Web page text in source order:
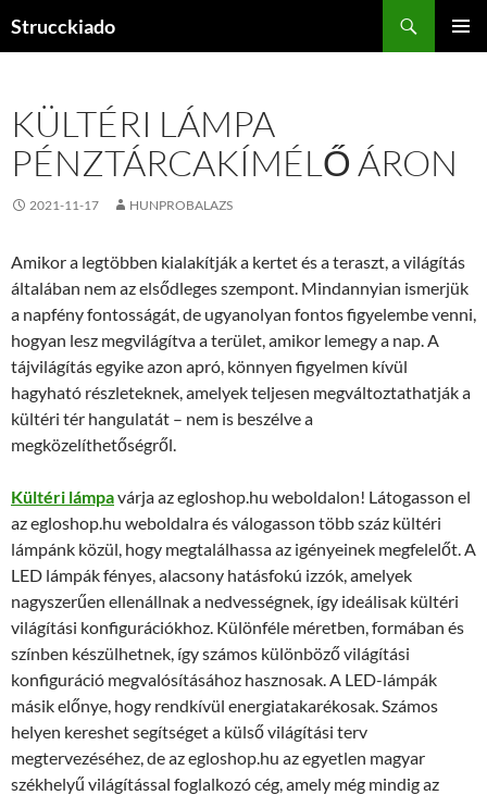
Strucckiado
KÜLTÉRI LÁMPA
PÉNZTÁRCAKÍMÉLŐ ÁRON
2021-11-17 HUNPROBALAZS
Amikor a legtöbben kialakítják a kertet és a teraszt, a világítás
általában nem az elsődleges szempont. Mindannyian ismerjük
a napfény fontosságát, de ugyanolyan fontos figyelembe venni,
hogyan lesz megvilágítva a terület, amikor lemegy a nap. A
tájvilágítás egyike azon apró, könnyen figyelmen kívül
hagyható részleteknek, amelyek teljesen megváltoztathatják a
kültéri tér hangulatát – nem is beszélve a
megközelíthetőségről.
Kültéri lámpavárja az egloshop.hu weboldalon! Látogasson el
az egloshop.hu weboldalra és válogasson több száz kültéri
lámpánk közül, hogy megtalálhassa az igényeinek megfelelőt. A
LED lámpák fényes, alacsony hatásfokú izzók, amelyek
nagyszerűen ellenállnak a nedvességnek, így ideálisak kültéri
világítási konfigurációkhoz. Különféle méretben, formában és
színben készülhetnek, így számos különböző világítási
konfiguráció megvalósításához hasznosak. A LED-lámpák
másik előnye, hogy rendkívül energiatakarékosak. Számos
helyen kereshet segítséget a külső világítási terv
megtervezéséhez, de az egloshop.hu az egyetlen magyar
székhelyű világítással foglalkozó cég, amely még mindig az